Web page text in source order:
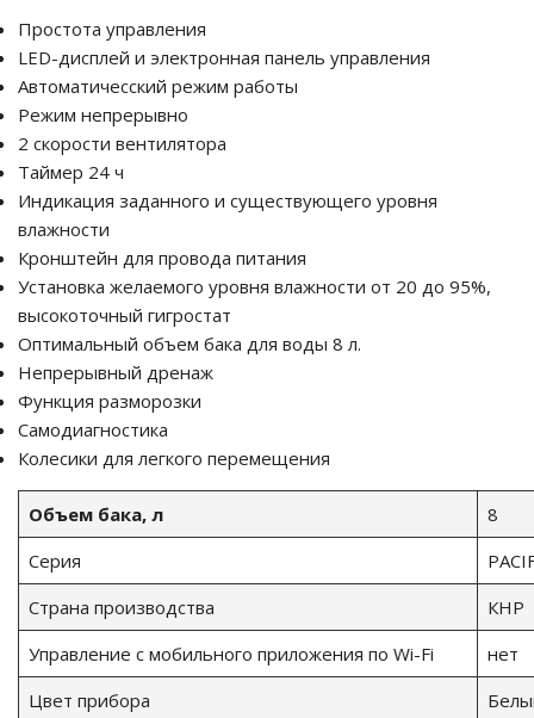
Простота управления
LED-дисплей и электронная панель управления
Автоматичесский режим работы
Режим непрерывно
2 скорости вентилятора
Таймер 24 ч
Индикация заданного и существующего уровня
влажности
Кронштейн для провода питания
Установка желаемого уровня влажности от 20 до 95%,
высокоточный гигростат
Оптимальный объем бака для воды 8 л.
Непрерывный дренаж
Функция разморозки
Самодиагностика
Колесики для легкого перемещения
Объем бака, л
8
Серия
Страна производства
КНР
Управление c мобильного приложения по Wi-Fi
нет
Цвет прибора